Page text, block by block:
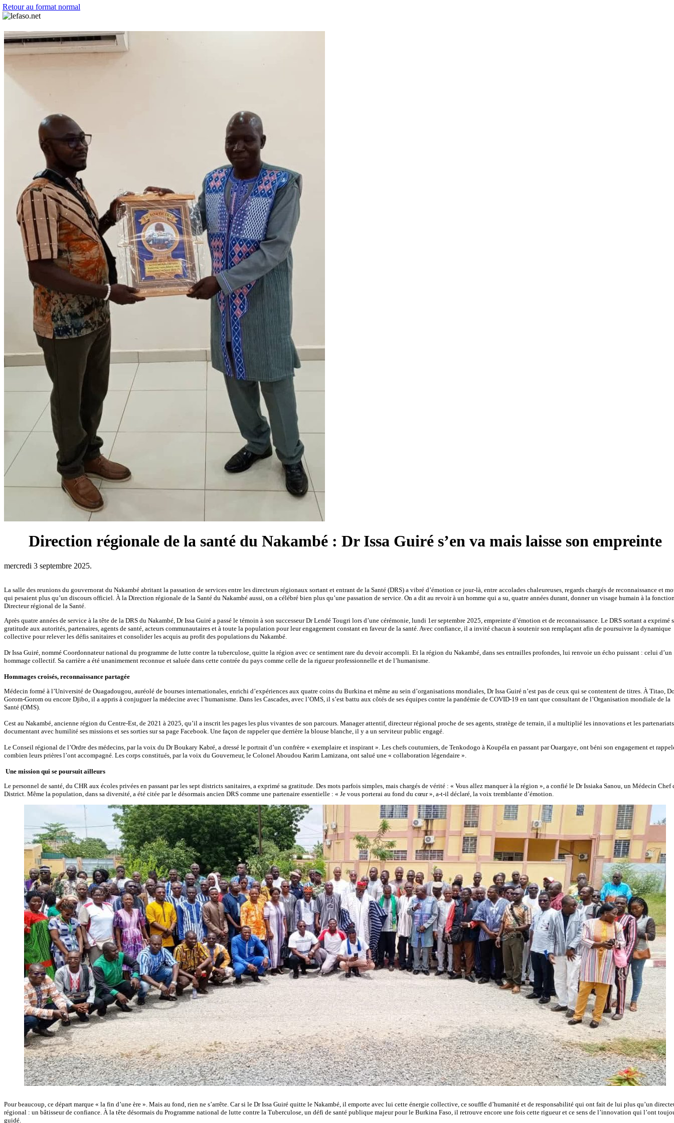
Retour au format normal
Direction régionale de la santé du Nakambé : Dr Issa Guiré s’en va mais laisse son empreinte
mercredi 3 septembre 2025.
La salle des reunions du gouvernorat du Nakambé abritant la passation de services entre les directeurs régionaux sortant et entrant de la Santé (DRS) a vibré d’émotion ce jour-là, entre accolades chaleureuses, regards chargés de reconnaissance et
qui pesaient plus qu’un discours officiel. À la Direction régionale de la Santé du Nakambé aussi, on a célébré bien plus qu’une passation de service. On a dit au revoir à un homme qui a su, quatre années durant, donner un visage humain à la
Directeur régional de la Santé.
Après quatre années de service à la tête de la DRS du Nakambé, Dr Issa Guiré a passé le témoin à son successeur Dr Lendé Tougri lors d’une cérémonie, lundi 1er septembre 2025, empreinte d’émotion et de reconnaissance. Le DRS sortant a exprimé
gratitude aux autorités, partenaires, agents de santé, acteurs communautaires et à toute la population pour leur engagement constant en faveur de la santé. Avec confiance, il a invité chacun à soutenir son remplaçant afin de poursuivre la dynamique
collective pour relever les défis sanitaires et consolider les acquis au profit des populations du Nakambé.
‎Dr Issa Guiré, nommé Coordonnateur national du programme de lutte contre la tuberculose, quitte la région avec ce sentiment rare du devoir accompli. Et la région du Nakambé, dans ses entrailles profondes, lui renvoie un écho puissant : celui d’un
hommage collectif. Sa carrière a été unanimement reconnue et saluée dans cette contrée du pays comme celle de la rigueur professionnelle et de l’humanisme.
Hommages croisés, reconnaissance partagée
‎Médecin formé à l’Université de Ouagadougou, auréolé de bourses internationales, enrichi d’expériences aux quatre coins du Burkina et même au sein d’organisations mondiales, Dr Issa Guiré n’est pas de ceux qui se contentent de titres. À Titao,
Gorom-Gorom ou encore Djibo, il a appris à conjuguer la médecine avec l’humanisme. Dans les Cascades, avec l’OMS, il s’est battu aux côtés de ses équipes contre la pandémie de COVID-19 en tant que consultant de l’Organisation mondiale de la
Santé (OMS).
‎Cest au Nakambé, ancienne région du Centre-Est, de 2021 à 2025, qu’il a inscrit les pages les plus vivantes de son parcours. Manager attentif, directeur régional proche de ses agents, stratège de terrain, il a multiplié les innovations et les
documentant avec humilité ses missions et ses sorties sur sa page Facebook. Une façon de rappeler que derrière la blouse blanche, il y a un serviteur public engagé.
‎Le Conseil régional de l’Ordre des médecins, par la voix du Dr Boukary Kabré, a dressé le portrait d’un confrère « exemplaire et inspirant ». Les chefs coutumiers, de Tenkodogo à Koupéla en passant par Ouargaye, ont béni son engagement et
combien leurs prières l’ont accompagné. Les corps constitués, par la voix du Gouverneur, le Colonel Aboudou Karim Lamizana, ont salué une « collaboration légendaire ».
Une mission qui se poursuit ailleurs
‎Le personnel de santé, du CHR aux écoles privées en passant par les sept districts sanitaires, a exprimé sa gratitude. Des mots parfois simples, mais chargés de vérité : « Vous allez manquer à la région », a confié le Dr Issiaka Sanou, un Médecin Chef
District. Même la population, dans sa diversité, a été citée par le désormais ancien DRS comme une partenaire essentielle : « Je vous porterai au fond du cœur », a-t-il déclaré, la voix tremblante d’émotion.
‎Pour beaucoup, ce départ marque « la fin d’une ère ». Mais au fond, rien ne s’arrête. Car si le Dr Issa Guiré quitte le Nakambé, il emporte avec lui cette énergie collective, ce souffle d’humanité et de responsabilité qui ont fait de lui plus qu’un
régional : un bâtisseur de confiance. ‎À la tête désormais du Programme national de lutte contre la Tuberculose, un défi de santé publique majeur pour le Burkina Faso, il retrouve encore une fois cette rigueur et ce sens de l’innovation qui l’ont
guidé.